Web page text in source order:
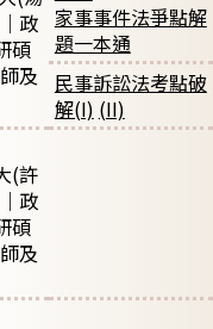
政
碩
及
家事事件法爭點解
題一本通
民事訴訟法考點破
解(I) (II)
(許
政
碩
及